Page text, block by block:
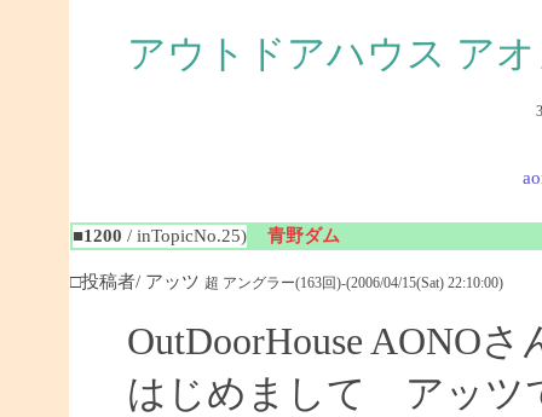
アウトドアハウス ア
■1200 / inTopicNo.25) 青野ダム
□投稿者/ アッツ 超 アングラー(163回)-(2006/04/15(Sat) 22:10:00)
OutDoorHouse AONOさ
はじめまして アッツ